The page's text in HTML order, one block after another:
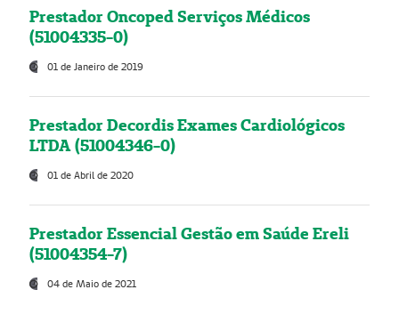
Prestador Oncoped Serviços Médicos
(51004335-0)
01 de Janeiro de 2019
Prestador Decordis Exames Cardiológicos
LTDA (51004346-0)
01 de Abril de 2020
Prestador Essencial Gestão em Saúde Ereli
(51004354-7)
04 de Maio de 2021